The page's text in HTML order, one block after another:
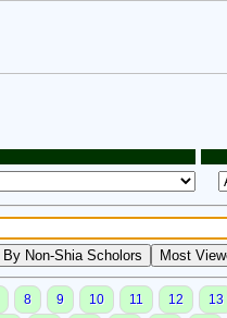
8 9 10 11 12
13